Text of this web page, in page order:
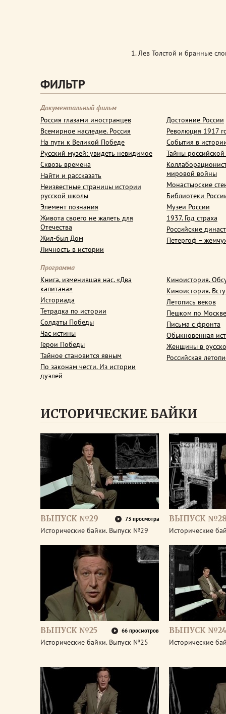
1. Лев Толстой и бранные
ФИЛЬТР
Документальный фильм
Россия глазами иностранцев
Всемирное наследие. Россия
На пути к Великой Победе
Русский музей: увидеть невидимое
Сквозь времена
Найти и рассказать
Неизвестные страницы истории
русской школы
Элемент познания
Живота своего не жалеть для
Отечества
Жил-был Дом
Личность в истории
Достояние России
Революция 1917
События в
Тайны
мировой войны
Монастырские
Библиотеки
Музеи России
1937. Год страха
Российские
Петергоф –
Программа
Книга, изменившая нас. «Два
капитана»
Историада
Тетрадка по истории
Солдаты Победы
Час истины
Герои Победы
Тайное становится явным
По законам чести. Из истории
дуэлей
Киноистория.
Киноистория.
Летопись веков
Пешком по Москве
Письма с фронта
Обыкновенная
Женщины в
Российская
ИСТОРИЧЕСКИЕ БАЙКИ
ВЫПУСК №29 73 просмотра
Исторические байки. Выпуск №29
ВЫПУСК
Исторические
ВЫПУСК №25 66 просмотров
Исторические байки. Выпуск №25
ВЫПУСК №24
Исторические